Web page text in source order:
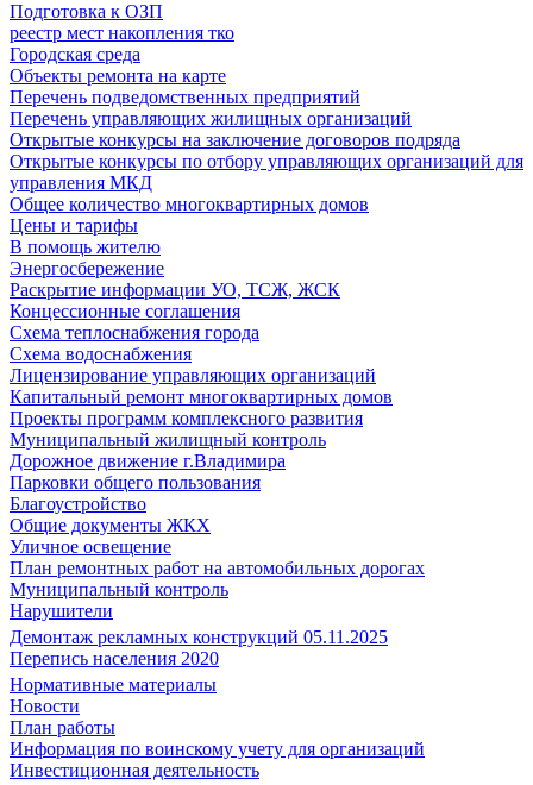
Подготовка к ОЗП
реестр мест накопления тко
Городская среда
Объекты ремонта на карте
Перечень подведомственных предприятий
Перечень управляющих жилищных организаций
Открытые конкурсы на заключение договоров подряда
Открытые конкурсы по отбору управляющих организаций для
управления МКД
Общее количество многоквартирных домов
Цены и тарифы
В помощь жителю
Энергосбережение
Раскрытие информации УО, ТСЖ, ЖСК
Концессионные соглашения
Схема теплоснабжения города
Схема водоснабжения
Лицензирование управляющих организаций
Капитальный ремонт многоквартирных домов
Проекты программ комплексного развития
Муниципальный жилищный контроль
Дорожное движение г.Владимира
Парковки общего пользования
Благоустройство
Общие документы ЖКХ
Уличное освещение
План ремонтных работ на автомобильных дорогах
Муниципальный контроль
Нарушители
Демонтаж рекламных конструкций 05.11.2025
Перепись населения 2020
Нормативные материалы
Новости
План работы
Информация по воинскому учету для организаций
Инвестиционная деятельность